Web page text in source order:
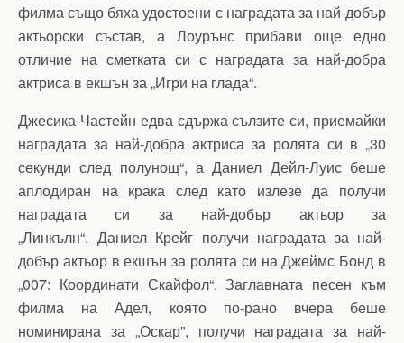
филма също бяха удостоени с наградата за най-добър
актьорски състав, а Лоурънс прибави още едно
отличие на сметката си с наградата за най-добра
актриса в екшън за „Игри на глада“.
Джесика Частейн едва сдържа сълзите си, приемайки
наградата за най-добра актриса за ролята си в „30
секунди след полунощ“, а Даниел Дейл-Луис беше
аплодиран на крака след като излезе да получи
наградата си за най-добър актьор за
„Линкълн“. Даниел Крейг получи наградата за най-
добър актьор в екшън за ролята си на Джеймс Бонд в
„007: Координати Скайфол“. Заглавната песен към
филма на Адел, която по-рано вчера беше
номинирана за „Оскар”, получи наградата за най-